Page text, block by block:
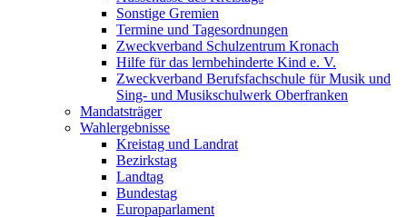
Sonstige Gremien
Termine und Tagesordnungen
Zweckverband Schulzentrum Kronach
Hilfe für das lernbehinderte Kind e. V.
Zweckverband Berufsfachschule für Musik und
Sing- und Musikschulwerk Oberfranken
Mandatsträger
Wahlergebnisse
Kreistag und Landrat
Bezirkstag
Landtag
Bundestag
Europaparlament